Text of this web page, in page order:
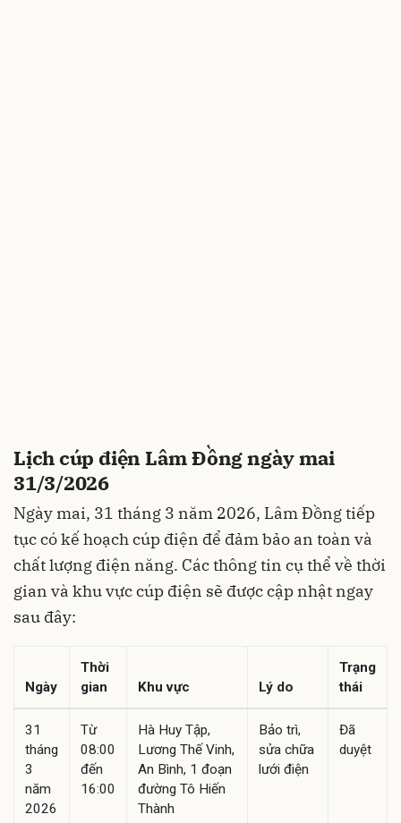
Lịch cúp điện Lâm Đồng ngày mai
31/3/2026
Ngày mai, 31 tháng 3 năm 2026, Lâm Đồng tiếp
tục có kế hoạch cúp điện để đảm bảo an toàn và
chất lượng điện năng. Các thông tin cụ thể về thời
gian và khu vực cúp điện sẽ được cập nhật ngay
sau đây:
Ngày
Thời
gian
Khu vực Lý do
Trạng
thái
31
tháng
3
năm
2026
Từ
08:00
đến
16:00
Hà Huy Tập,
Lương Thế Vinh,
An Bình, 1 đoạn
đường Tô Hiến
Thành
Bảo trì,
sửa chữa
lưới điện
Đã
duyệt